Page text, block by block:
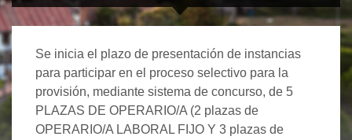
Se inicia el plazo de presentación de instancias
para participar en el proceso selectivo para la
provisión, mediante sistema de concurso, de 5
PLAZAS DE OPERARIO/A (2 plazas de
OPERARIO/A LABORAL FIJO Y 3 plazas de